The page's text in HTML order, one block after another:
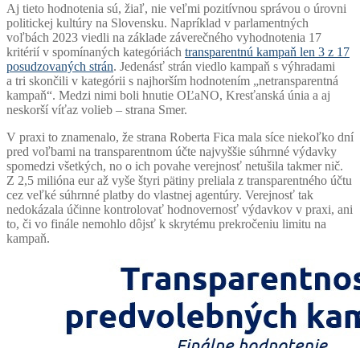
Aj tieto hodnotenia sú, žiaľ, nie veľmi pozitívnou správou o úrovni
politickej kultúry na Slovensku. Napríklad v parlamentných
voľbách 2023 viedli na základe záverečného vyhodnotenia 17
kritérií v spomínaných kategóriách transparentnú kampaň len 3 z 17
posudzovaných strán. Jedenásť strán viedlo kampaň s výhradami
a tri skončili v kategórii s najhorším hodnotením „netransparentná
kampaň“. Medzi nimi boli hnutie OĽaNO, Kresťanská únia a aj
neskorší víťaz volieb – strana Smer.
V praxi to znamenalo, že strana Roberta Fica mala síce niekoľko dní
pred voľbami na transparentnom účte najvyššie súhrnné výdavky
spomedzi všetkých, no o ich povahe verejnosť netušila takmer nič.
Z 2,5 milióna eur až vyše štyri pätiny preliala z transparentného účtu
cez veľké súhrnné platby do vlastnej agentúry. Verejnosť tak
nedokázala účinne kontrolovať hodnovernosť výdavkov v praxi, ani
to, či vo finále nemohlo dôjsť k skrytému prekročeniu limitu na
kampaň.